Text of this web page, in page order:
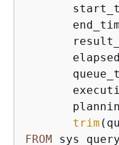
trim
FROM